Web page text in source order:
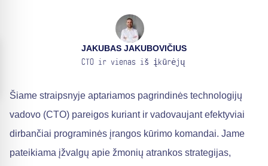
JAKUBAS JAKUBOVIČIUS
CTO ir vienas iš įkūrėjų
Šiame straipsnyje aptariamos pagrindinės technologijų
vadovo (CTO) pareigos kuriant ir vadovaujant efektyviai
dirbančiai programinės įrangos kūrimo komandai. Jame
pateikiama įžvalgų apie žmonių atrankos strategijas,